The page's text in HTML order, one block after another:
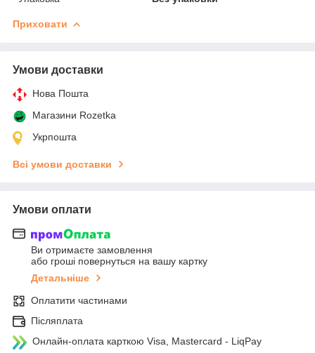
Приховати
Умови доставки
Нова Пошта
Магазини Rozetka
Укрпошта
Всі умови доставки
Умови оплати
Ви отримаєте замовлення
або гроші повернуться на вашу картку
Детальніше
Оплатити частинами
Післяплата
Онлайн-оплата карткою Visa, Mastercard - LiqPay